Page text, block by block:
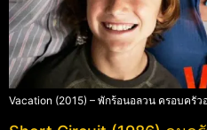
Vacation (2015) – พักร้อนอลวน ครอบครัว